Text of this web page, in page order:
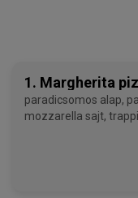
1. Margherita
paradicsomos alap, paradicsom, oregano,
mozzarella